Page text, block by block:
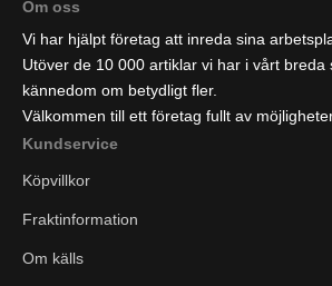
Om oss
Vi har hjälpt företag att inreda sina
Utöver de 10 000 artiklar vi har i vårt breda
kännedom om betydligt fler.
Välkommen till ett företag fullt av
Kundservice
Köpvillkor
Fraktinformation
Om källs